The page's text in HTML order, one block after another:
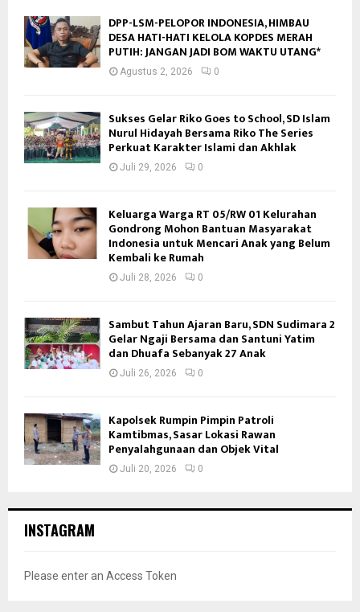
DPP-LSM-PELOPOR INDONESIA, HIMBAU
DESA HATI-HATI KELOLA KOPDES MERAH
PUTIH: JANGAN JADI BOM WAKTU UTANG*
Agustus 2, 2026 0
Sukses Gelar Riko Goes to School, SD Islam
Nurul Hidayah Bersama Riko The Series
Perkuat Karakter Islami dan Akhlak
Juli 29, 2026 0
Keluarga Warga RT 05/RW 01 Kelurahan
Gondrong Mohon Bantuan Masyarakat
Indonesia untuk Mencari Anak yang Belum
Kembali ke Rumah
Juli 28, 2026 0
Sambut Tahun Ajaran Baru, SDN Sudimara 2
Gelar Ngaji Bersama dan Santuni Yatim
dan Dhuafa Sebanyak 27 Anak
Juli 26, 2026 0
Kapolsek Rumpin Pimpin Patroli
Kamtibmas, Sasar Lokasi Rawan
Penyalahgunaan dan Objek Vital
Juli 20, 2026 0
INSTAGRAM
Please enter an Access Token